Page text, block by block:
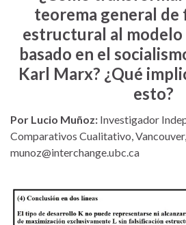
teorema general
estructural al
basado en el
Karl Marx? ¿Qué
esto?
Por Lucio Muñoz: Investigador
Comparativos Cualitativo,
munoz@interchange.ubc.ca